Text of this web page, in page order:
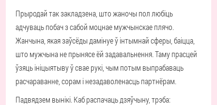
Прыродай так закладзена, што жаночы пол любіць
адчуваць побач з сабой моцнае мужчынскае плячо.
Жанчына, якая заўсёды дамінуе ў інтымнай сферы, баіцца,
што мужчына не прынясе ёй задавальнення. Таму прасцей
ўзяць ініцыятыву ў свае рукі, чым потым выпрабаваць
расчараванне, сорам і незадаволенасць партнёрам.
Падвядзем вынікі. Каб распачаць дзяўчыну, трэба: